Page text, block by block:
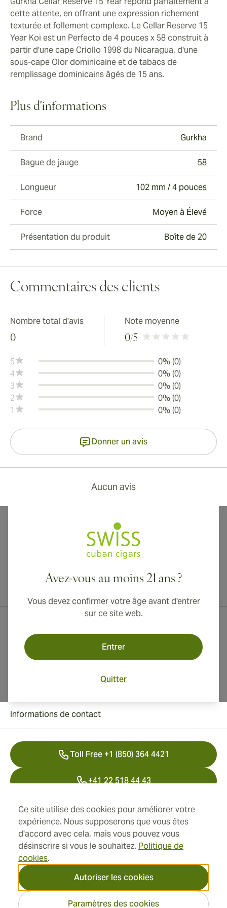
Ce site utilise des cookies pour améliorer votre
expérience. Nous supposerons que vous êtes
d'accord avec cela, mais vous pouvez vous
désinscrire si vous le souhaitez. Politique de
cookies.
Autoriser les cookies
Paramètres des cookies
cette attente, en offrant une expression richement
texturée et follement complexe. Le Cellar Reserve 15
Year Koi est un Perfecto de 4 pouces x 58 construit à
partir d'une cape Criollo 1998 du Nicaragua, d'une
sous-cape Olor dominicaine et de tabacs de
remplissage dominicains âgés de 15 ans.
Plus d'informations
Brand Gurkha
Bague de jauge 58
Longueur 102 mm / 4 pouces
Force Moyen à Élevé
Présentation du produit Boîte de 20
Commentaires des clients
Nombre total d'avis
0
Note moyenne
0/5
5
0% (0)
4
0% (0)
3
0% (0)
2
0% (0)
1
0% (0)
Donner un avis
Aucun avis
Avez-vous au moins 21 ans ?
Vous devez confirmer votre âge avant d'entrer
sur ce site web.
Entrer
Quitter
Livraison internationale disponible vers le Canada, le Royaume-Uni
Adresse
Informations
Informations de contact
Toll Free +1 (850) 364 4421
+41 22 518 44 43
info@swisscubancigars.com
2026 SwissCubanCigars.fr —